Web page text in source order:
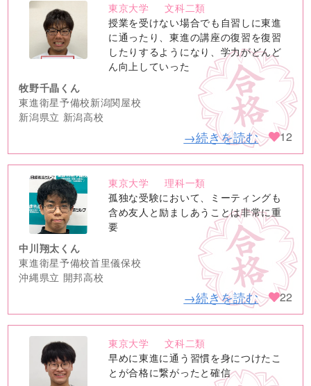
no
image
東京大学
文科二類
授業を受けない場合でも自習しに東進
に通ったり、東進の講座の復習を復習
したりするようになり、学力がどんど
ん向上していった
牧野千晶くん
東進衛星予備校新潟関屋校
新潟県立 新潟高校
→続きを読む 12
no
image
東京大学
理科一類
孤独な受験において、ミーティングも
含め友人と励ましあうことは非常に重
要
中川翔太くん
東進衛星予備校首里儀保校
沖縄県立 開邦高校
→続きを読む 22
no
image
東京大学
文科二類
早めに東進に通う習慣を身につけたこ
とが合格に繋がったと確信